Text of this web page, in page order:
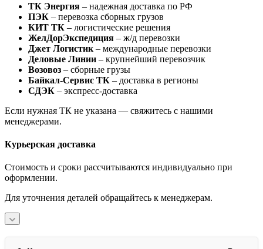
ТК Энергия – надежная доставка по РФ
ПЭК – перевозка сборных грузов
КИТ ТК – логистические решения
ЖелДорЭкспедиция – ж/д перевозки
Джет Логистик – международные перевозки
Деловые Линии – крупнейший перевозчик
Возовоз – сборные грузы
Байкал-Сервис ТК – доставка в регионы
СДЭК – экспресс-доставка
Если нужная ТК не указана — свяжитесь с нашими
менеджерами.
Курьерская доставка
Стоимость и сроки рассчитываются индивидуально при
оформлении.
Для уточнения деталей обращайтесь к менеджерам.